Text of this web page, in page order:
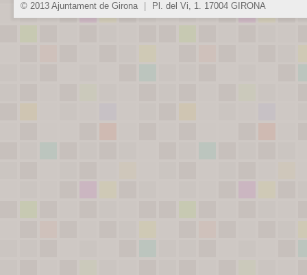
© 2013 Ajuntament de Girona Pl. del Vi, 1. 17004 GIRONA